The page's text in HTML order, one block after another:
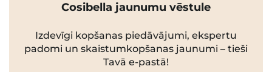
Cosibella jaunumu vēstule
Izdevīgi kopšanas piedāvājumi, ekspertu
padomi un skaistumkopšanas jaunumi – tieši
Tavā e-pastā!